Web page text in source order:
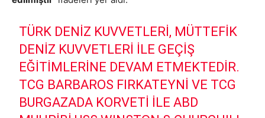
TÜRK DENIZ KUVVETLERI, MÜTTEFIK
DENIZ KUVVETLERI ILE GEÇIŞ
EĞITIMLERINE DEVAM ETMEKTEDIR.
TCG BARBAROS FIRKATEYNI VE TCG
BURGAZADA KORVETI ILE ABD